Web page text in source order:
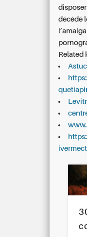
décédé
Related